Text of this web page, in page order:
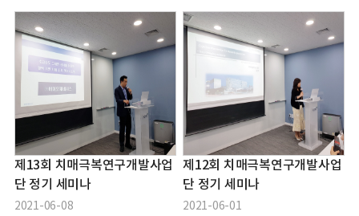
제13회 치매극복연구개발사업
단 정기 세미나
2021-06-08
제12회 치매극복연구개발사업
단 정기 세미나
2021-06-01